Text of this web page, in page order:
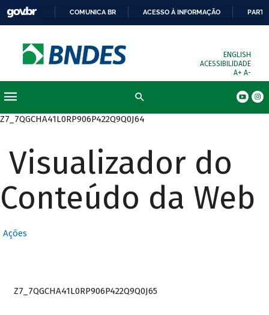
COMUNICA BR ACESSO À INFORMAÇÃO
ENGLISH
ACESSIBILIDADE
A+ A-
Z7_7QGCHA41L0RP906P422Q9Q0J64
Visualizador do
Conteúdo da Web
Ações
Z7_7QGCHA41L0RP906P422Q9Q0J65